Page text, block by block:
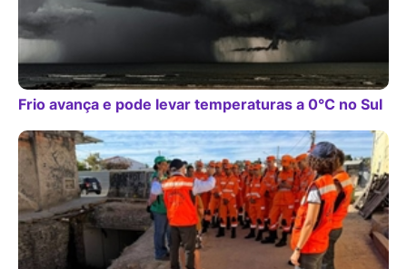
Frio avança e pode levar temperaturas a 0°C no Sul